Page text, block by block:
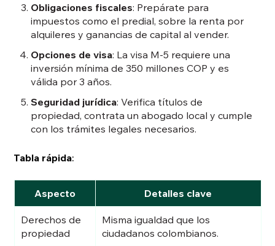
Obligaciones fiscales: Prepárate para
impuestos como el predial, sobre la renta por
alquileres y ganancias de capital al vender.
Opciones de visa: La visa M-5 requiere una
inversión mínima de 350 millones COP y es
válida por 3 años.
Seguridad jurídica: Verifica títulos de
propiedad, contrata un abogado local y cumple
con los trámites legales necesarios.
Tabla rápida:
Aspecto Detalles clave
Derechos de
propiedad
Misma igualdad que los
ciudadanos colombianos.